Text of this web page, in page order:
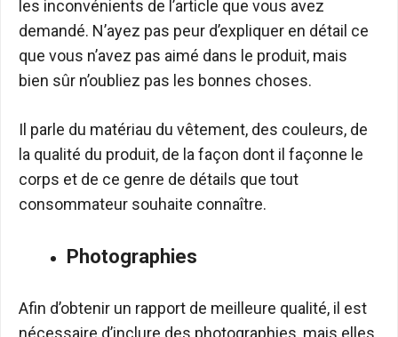
les inconvénients de l’article que vous avez
demandé. N’ayez pas peur d’expliquer en détail ce
que vous n’avez pas aimé dans le produit, mais
bien sûr n’oubliez pas les bonnes choses.
Il parle du matériau du vêtement, des couleurs, de
la qualité du produit, de la façon dont il façonne le
corps et de ce genre de détails que tout
consommateur souhaite connaître.
Photographies
Afin d’obtenir un rapport de meilleure qualité, il est
nécessaire d’inclure des photographies, mais elles